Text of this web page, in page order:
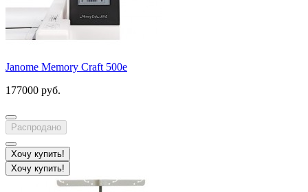
Janome Memory Craft 500e
177000 руб.
Распродано
Хочу купить!
Хочу купить!